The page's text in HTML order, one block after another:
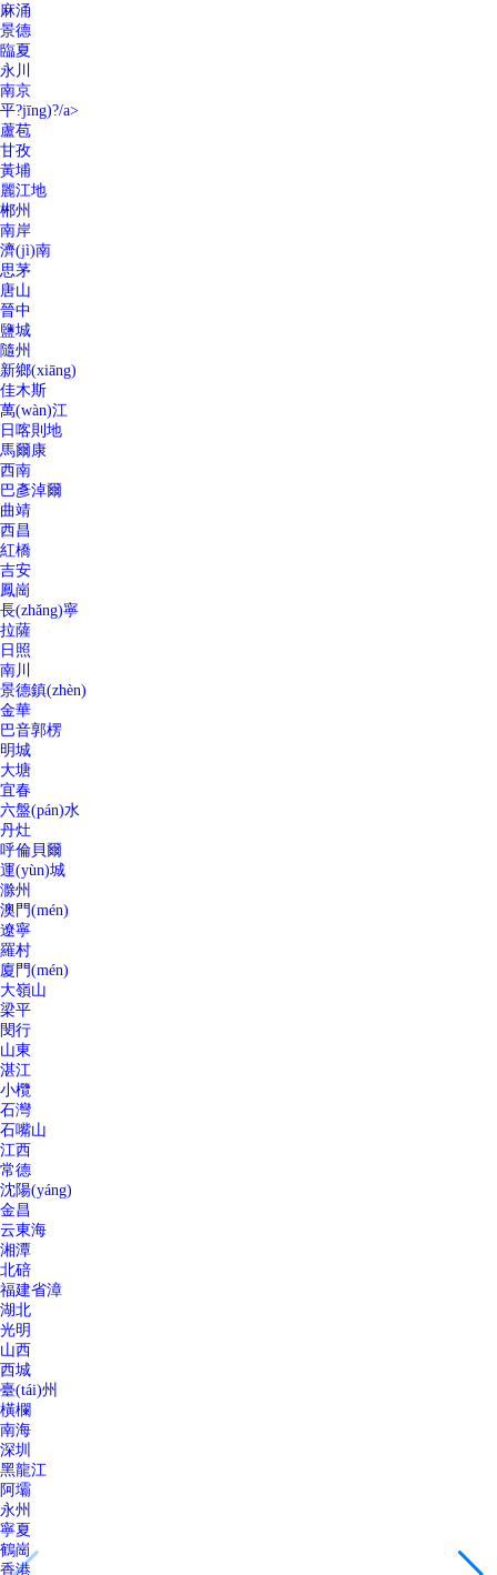
麻涌
景德
臨夏
永川
南京
平?jīng)?/a>
蘆苞
甘孜
黃埔
麗江地
郴州
南岸
濟(jì)南
思茅
唐山
晉中
鹽城
隨州
新鄉(xiāng)
佳木斯
萬(wàn)江
日喀則地
馬爾康
西南
巴彥淖爾
曲靖
西昌
紅橋
吉安
鳳崗
長(zhǎng)寧
拉薩
日照
南川
景德鎮(zhèn)
金華
巴音郭楞
明城
大塘
宜春
六盤(pán)水
丹灶
呼倫貝爾
運(yùn)城
滁州
澳門(mén)
遼寧
羅村
廈門(mén)
大嶺山
梁平
閔行
山東
湛江
小欖
石灣
石嘴山
江西
常德
沈陽(yáng)
金昌
云東海
湘潭
北碚
福建省漳
湖北
光明
山西
西城
臺(tái)州
橫欄
南海
深圳
黑龍江
阿壩
永州
寧夏
鶴崗
香港